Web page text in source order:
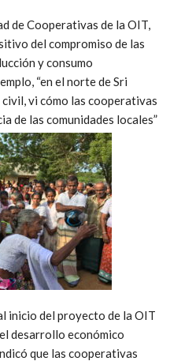
de Cooperativas de la OIT,
del compromiso de las
y consumo
“en el norte de Sri
civil, vi cómo las cooperativas
de las comunidades locales”
inicio del proyecto de la OIT
desarrollo económico
que las cooperativas